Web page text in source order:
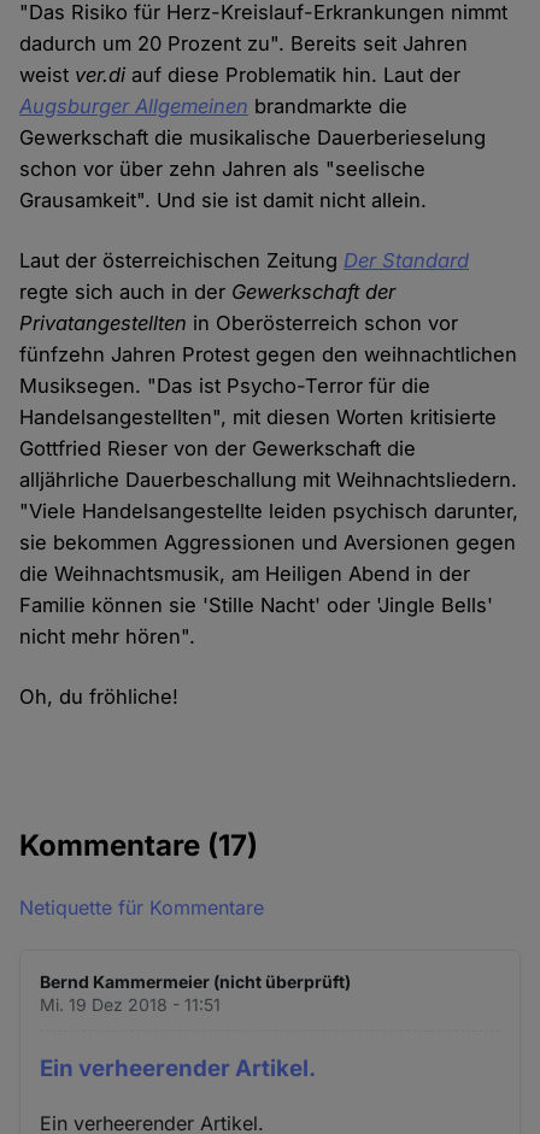
"Das Risiko für Herz-Kreislauf-Erkrankungen nimmt
dadurch um 20 Prozent zu". Bereits seit Jahren
weist ver.di auf diese Problematik hin. Laut der
Augsburger Allgemeinen brandmarkte die
Gewerkschaft die musikalische Dauerberieselung
schon vor über zehn Jahren als "seelische
Grausamkeit". Und sie ist damit nicht allein.
Laut der österreichischen Zeitung Der Standard
regte sich auch in der Gewerkschaft der
Privatangestellten in Oberösterreich schon vor
fünfzehn Jahren Protest gegen den weihnachtlichen
Musiksegen. "Das ist Psycho-Terror für die
Handelsangestellten", mit diesen Worten kritisierte
Gottfried Rieser von der Gewerkschaft die
alljährliche Dauerbeschallung mit Weihnachtsliedern.
"Viele Handelsangestellte leiden psychisch darunter,
sie bekommen Aggressionen und Aversionen gegen
die Weihnachtsmusik, am Heiligen Abend in der
Familie können sie 'Stille Nacht' oder 'Jingle Bells'
nicht mehr hören".
Oh, du fröhliche!
Kommentare (17)
Netiquette für Kommentare
Bernd Kammermeier (nicht überprüft)
Mi. 19 Dez 2018 - 11:51
Ein verheerender Artikel.
Ein verheerender Artikel.